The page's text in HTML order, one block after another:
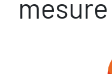
mesure